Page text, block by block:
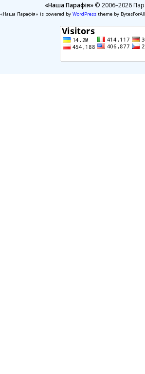
«Наша Парафія»© 2006–2026
«Наша Парафія» is powered by WordPresstheme by